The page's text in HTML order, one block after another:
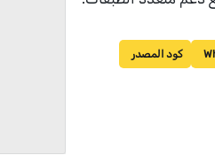
كود المصدر